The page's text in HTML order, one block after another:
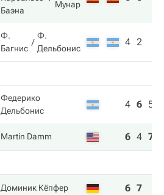
Баэна
Мунар
Ф.
Багнис
Ф.
Дельбонис
4 2
Федерико
Дельбонис
4 6 5
Martin Damm 6 4 7
Доминик Кёпфер 6 7